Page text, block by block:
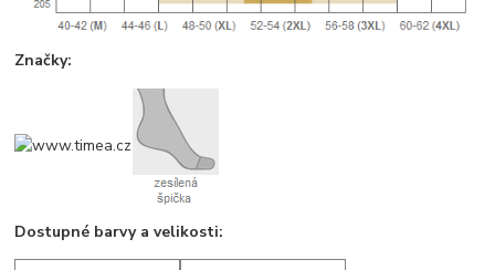
Značky:
Dostupné barvy a velikosti: